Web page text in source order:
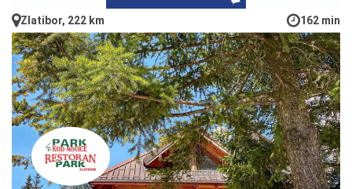
Zlatibor, 222 km 162 min